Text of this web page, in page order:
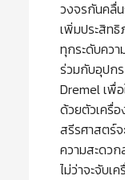
วงจรกันคลื่
เพิ่มประสิทธิ
ทุกระดับคว
ร่วมกับอุปก
Dremel เพื่
ด้วยตัวเครื่
สรีรศาสตร์
ความสะดว
ไม่ว่าจะจับเ